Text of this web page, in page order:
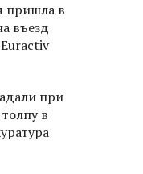
пришла в
въезд
при
в